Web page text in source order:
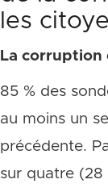
les
La
85 % des
au moins un
précédente.
sur quatre